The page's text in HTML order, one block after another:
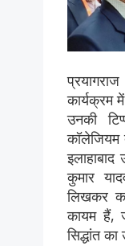
कार्यक्रम
उनकी
कॉलेजियम
कुमार
लिखकर
कायम हैं,
सिद्धांत